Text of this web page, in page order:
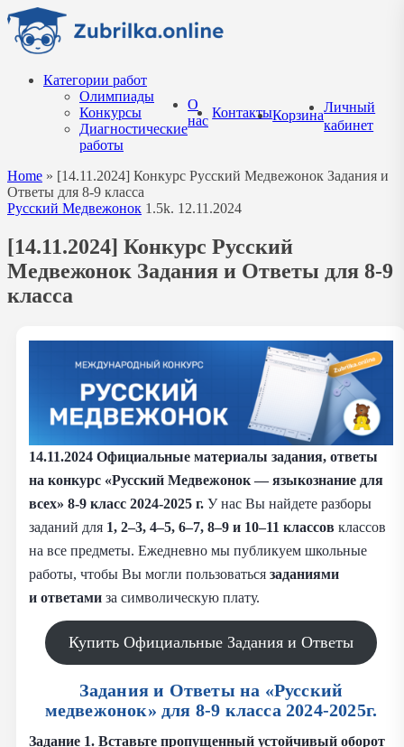
Перейти
содержанию
Категории работ
Олимпиады
Конкурсы
Диагностические
работы
О
нас
КонтактыКорзина
Личный
кабинет
Home » [14.11.2024] Конкурс Русский Медвежонок Задания и
Ответы для 8-9 класса
Русский Медвежонок 1.5k. 12.11.2024
[14.11.2024] Конкурс Русский
Медвежонок Задания и Ответы для 8-9
класса
14.11.2024 Официальные материалы задания, ответы
на конкурс «Русский Медвежонок — языкознание для
всех» 8-9 класс 2024-2025 г. У нас Вы найдете разборы
заданий для 1, 2–3, 4–5, 6–7, 8–9 и 10–11 классов классов
на все предметы. Ежедневно мы публикуем школьные
работы, чтобы Вы могли пользоваться заданиями
и ответами за символическую плату.
Купить Официальные Задания и Ответы
Задания и Ответы на «Русский
медвежонок» для 8-9 класса 2024-2025г.
Задание 1. Вставьте пропущенный устойчивый оборот